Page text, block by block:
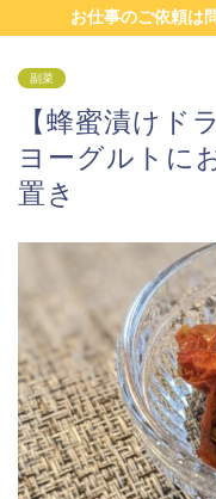
お仕事のご依頼は
副菜
【蜂蜜漬けド
ヨーグルトに
置き